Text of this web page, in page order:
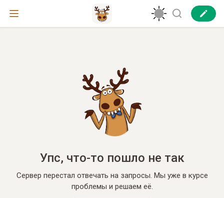
Упс, что-то пошло не так
Сервер перестал отвечать на запросы. Мы уже в курсе
проблемы и решаем её.